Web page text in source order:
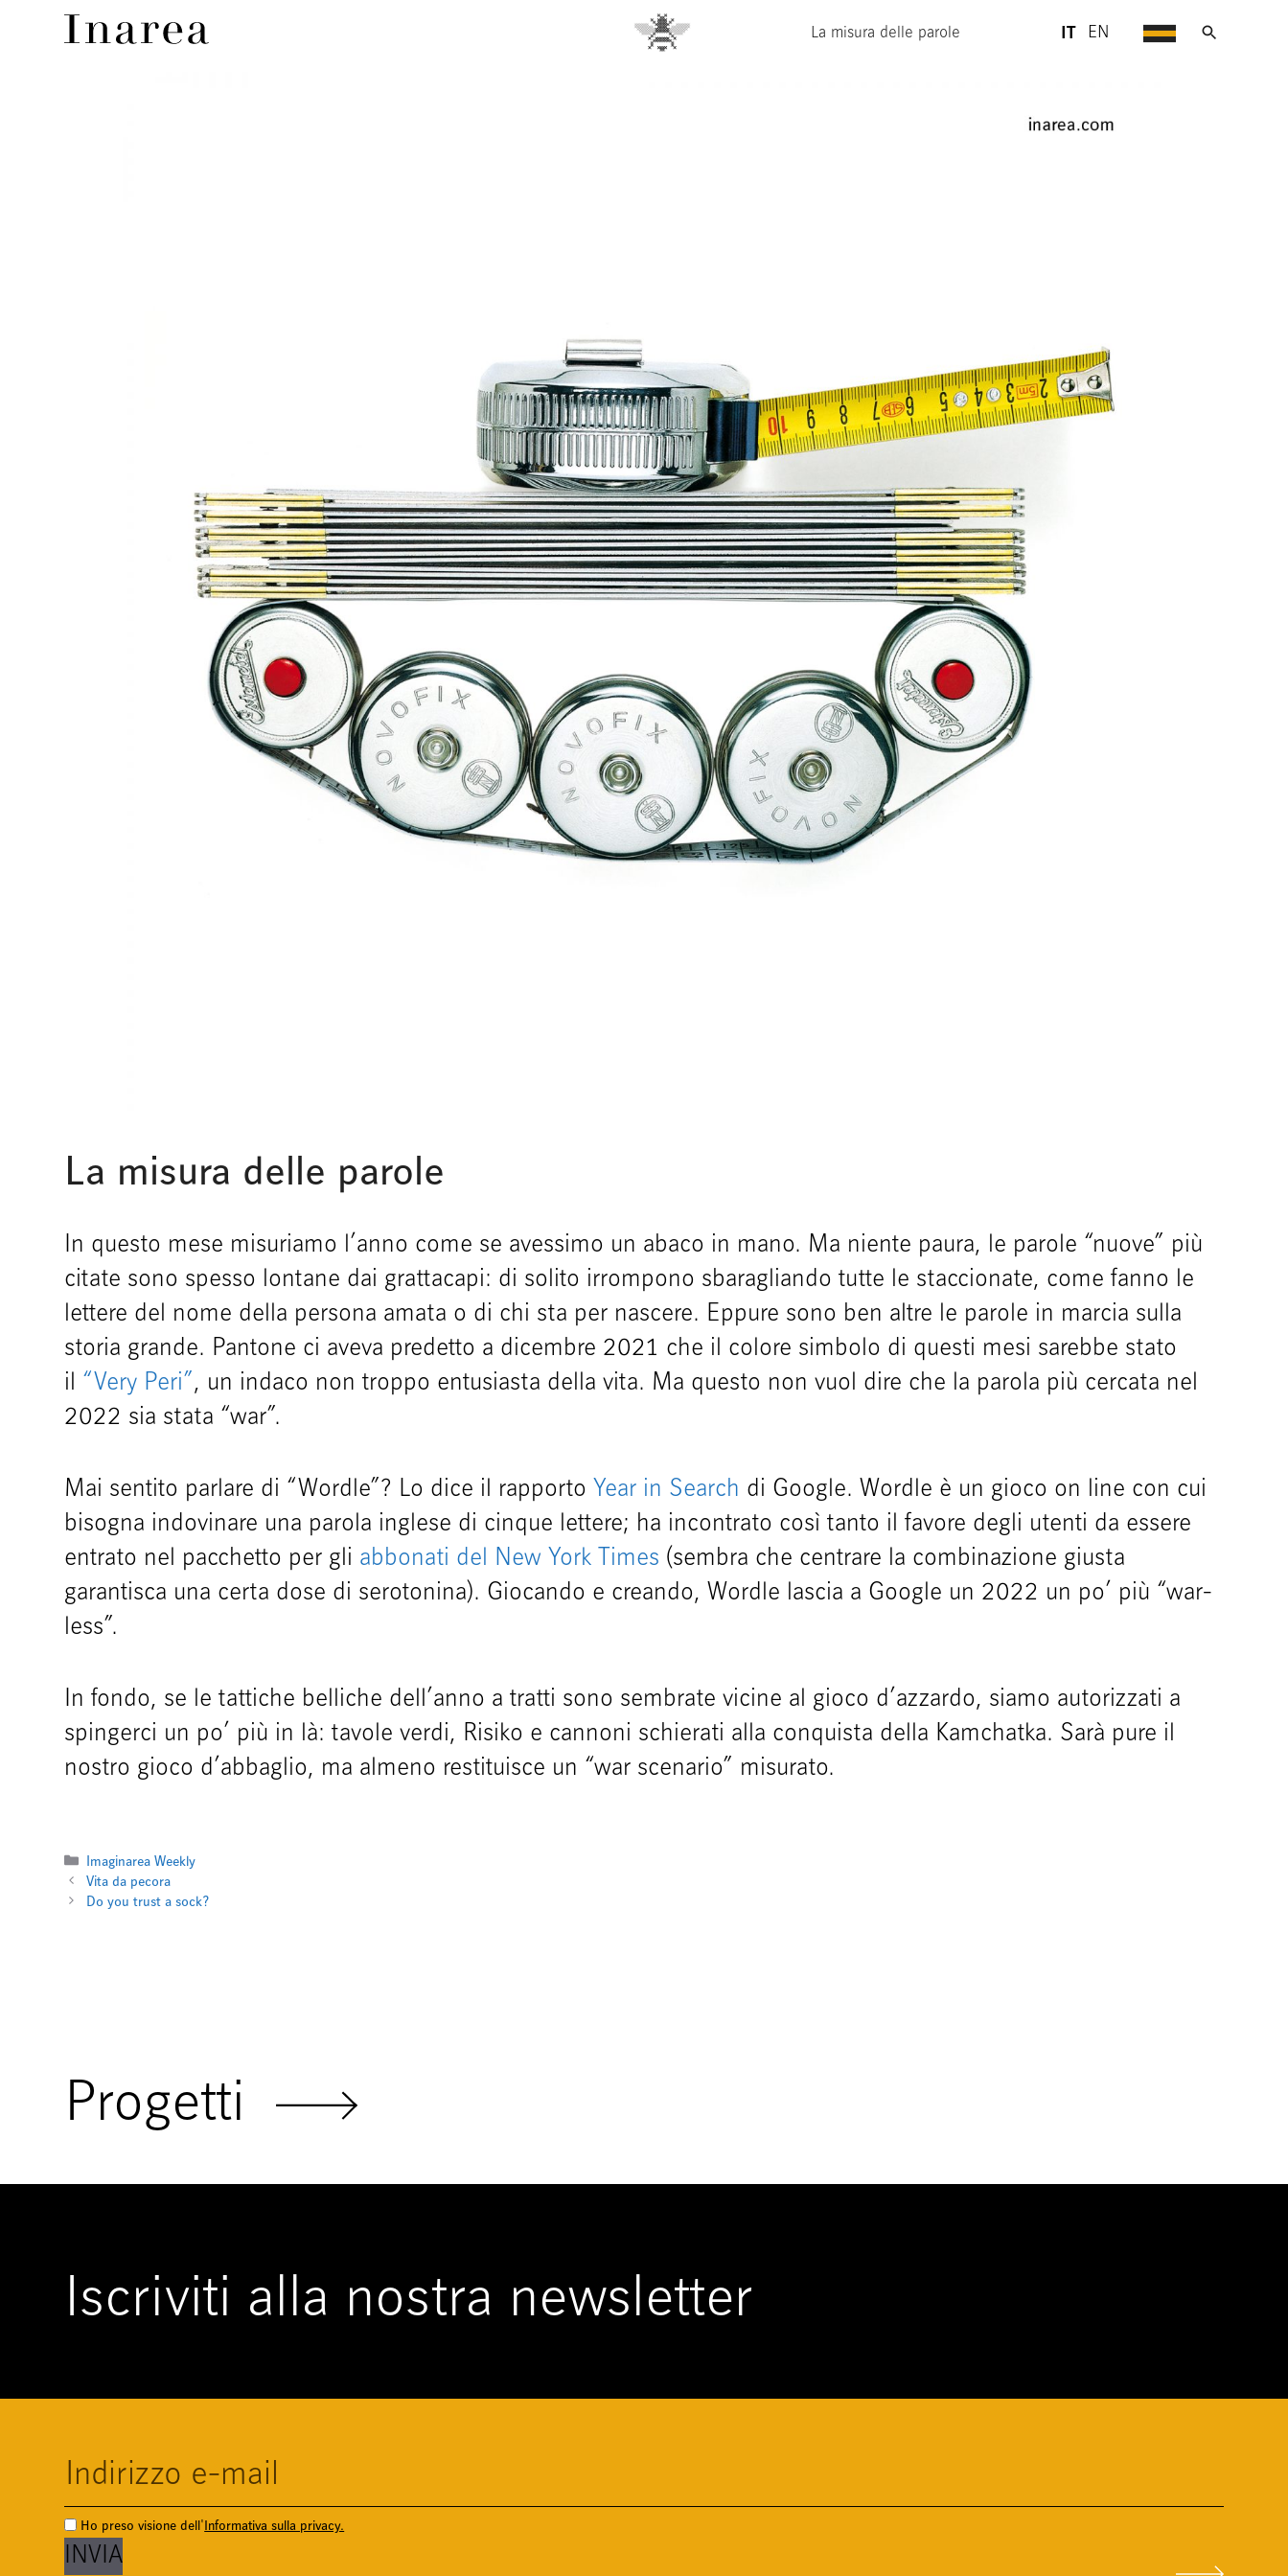
La misura delle parole IT EN
La misura delle parole
In questo mese misuriamo l’anno come se avessimo un abaco in mano. Ma niente paura, le parole “nuove” più
citate sono spesso lontane dai grattacapi: di solito irrompono sbaragliando tutte le staccionate, come fanno le
lettere del nome della persona amata o di chi sta per nascere. Eppure sono ben altre le parole in marcia sulla
storia grande. Pantone ci aveva predetto a dicembre 2021 che il colore simbolo di questi mesi sarebbe stato
il “Very Peri”, un indaco non troppo entusiasta della vita. Ma questo non vuol dire che la parola più cercata nel
2022 sia stata “war”.
Mai sentito parlare di “Wordle”? Lo dice il rapporto Year in Search di Google. Wordle è un gioco on line con cui
bisogna indovinare una parola inglese di cinque lettere; ha incontrato così tanto il favore degli utenti da essere
entrato nel pacchetto per gli abbonati del New York Times (sembra che centrare la combinazione giusta
garantisca una certa dose di serotonina). Giocando e creando, Wordle lascia a Google un 2022 un po’ più “war-
less”.
In fondo, se le tattiche belliche dell’anno a tratti sono sembrate vicine al gioco d’azzardo, siamo autorizzati a
spingerci un po’ più in là: tavole verdi, Risiko e cannoni schierati alla conquista della Kamchatka. Sarà pure il
nostro gioco d’abbaglio, ma almeno restituisce un “war scenario” misurato.
Imaginarea Weekly
Vita da pecora
Do you trust a sock?
Progetti
Iscriviti alla nostra newsletter
Ho preso visione dell'Informativa sulla privacy.